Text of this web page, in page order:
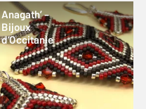
Anagath’ –
Bijoux
d’Occitanie